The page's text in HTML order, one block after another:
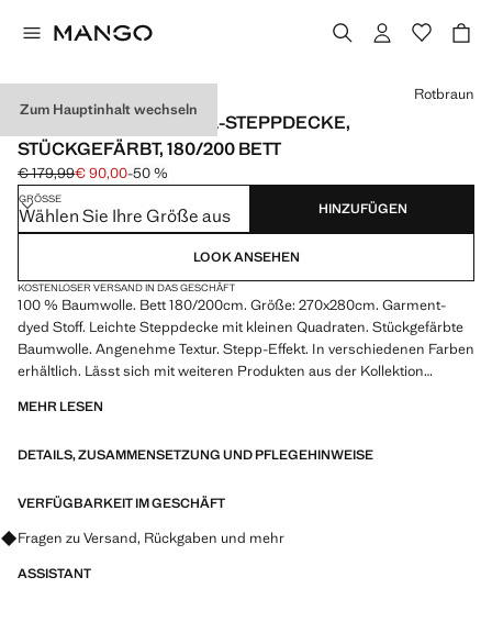
Zum Hauptinhalt wechseln
KARIERTE BAUMWOLL-STEPPDECKE,
STÜCKGEFÄRBT, 180/200 BETT
Ausgangspreis durchgestrichen [€ 179,99 ]
€ 179,99
Aktueller Preis [€ 90,00 ]
€ 90,00-50 %
Wählen Sie eine Farbe
Rotbraun
GRÖSSE
Wählen Sie Ihre Größe aus HINZUFÜGEN
LOOK ANSEHEN
KOSTENLOSER VERSAND IN DAS GESCHÄFT
100 % Baumwolle. Bett 180/200cm. Größe: 270x280cm. Garment-
dyed Stoff. Leichte Steppdecke mit kleinen Quadraten. Stückgefärbte
Baumwolle. Angenehme Textur. Stepp-Effekt. In verschiedenen Farben
erhältlich. Lässt sich mit weiteren Produkten aus der Kollektion
Sale
MEHR LESEN
DETAILS, ZUSAMMENSETZUNG UND PFLEGEHINWEISE
VERFÜGBARKEIT IM GESCHÄFT
Fragen zu Versand, Rückgaben und mehr
ASSISTANT